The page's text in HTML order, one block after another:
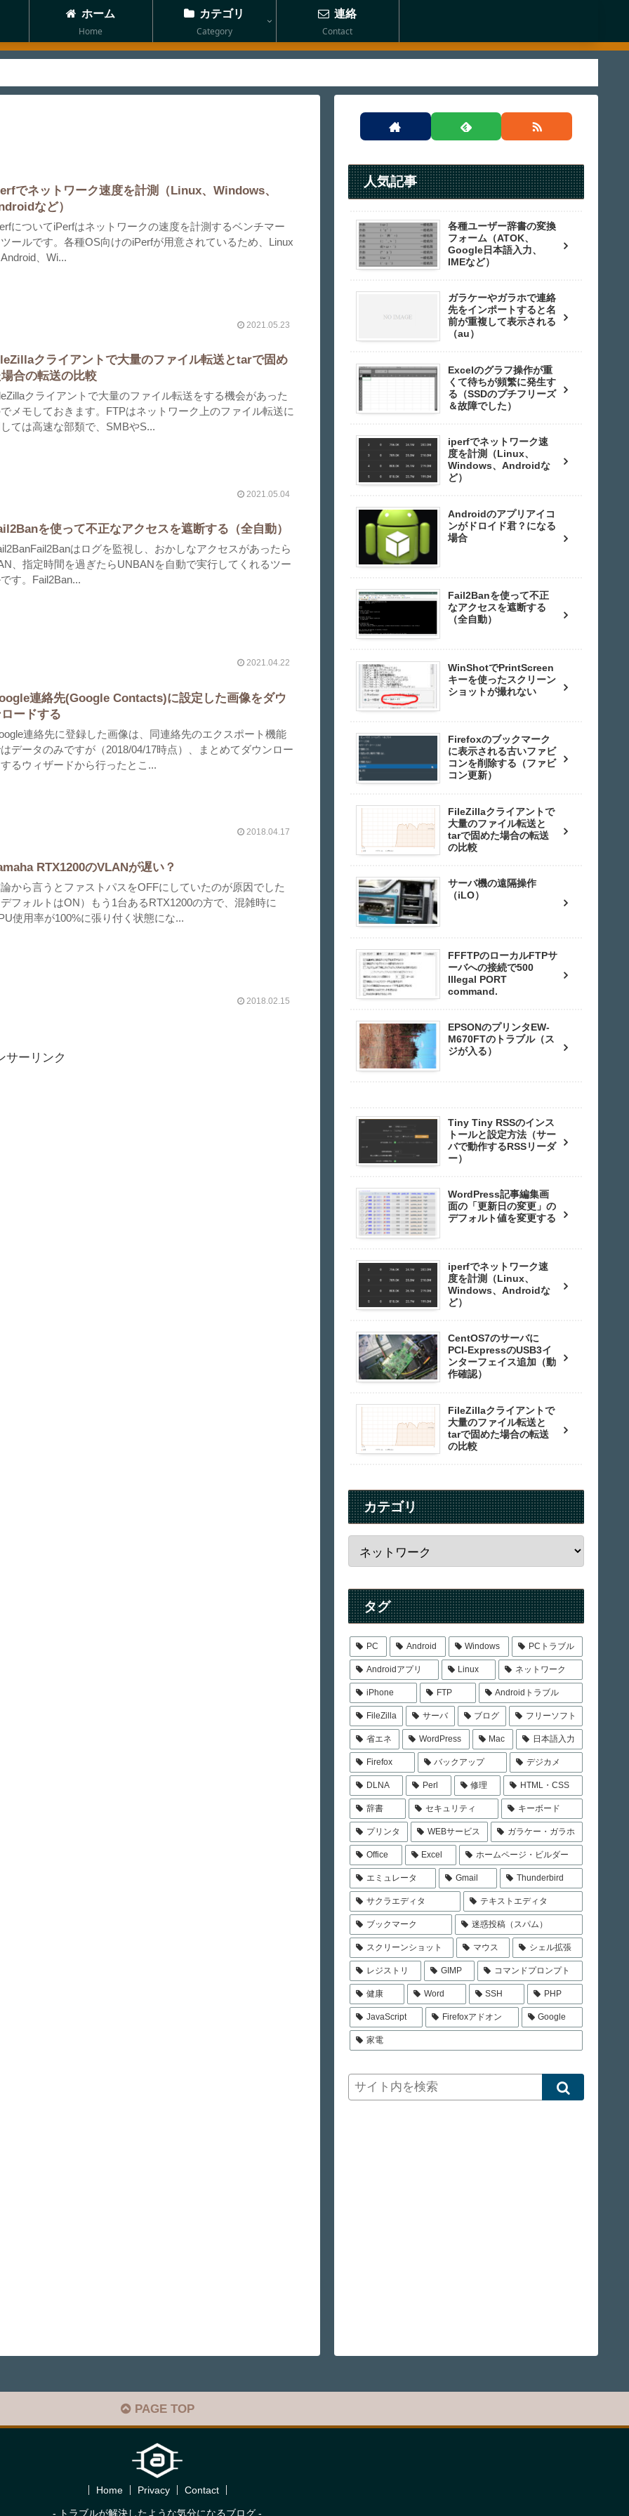
ホーム
Home
カテゴリ
Category
連絡
Contact
でネットワーク速度を計測（Linux、Windows、
など）
についてiPerfはネットワークの速度を計測するベンチマー
ールです。各種OS向けのiPerfが用意されているため、Linux
、Wi...
2021.05.23
クライアントで大量のファイル転送とtarで固め
合の転送の比較
クライアントで大量のファイル転送をする機会があった
メモしておきます。FTPはネットワーク上のファイル転送に
ては高速な部類で、SMBやS...
2021.05.04
を使って不正なアクセスを遮断する（全自動）
はログを監視し、おかしなアクセスがあったら
、指定時間を過ぎたらUNBANを自動で実行してくれるツー
す。Fail2Ban...
2021.04.22
連絡先(Google Contacts)に設定した画像をダウ
ードする
連絡先に登録した画像は、同連絡先のエクスポート機能
データのみですが（2018/04/17時点）、まとめてダウンロー
るウィザードから行ったとこ...
2018.04.17
RTX1200のVLANが遅い？
から言うとファストパスをOFFにしていたのが原因でした
フォルトはON）もう1台あるRTX1200の方で、混雑時に
使用率が100%に張り付く状態にな...
2018.02.15
サーリンク
人気記事
各種ユーザー辞書の変換
フォーム（ATOK、
Google日本語入力、
IMEなど）
ガラケーやガラホで連絡
先をインポートすると名
前が重複して表示される
（au）
Excelのグラフ操作が重
くて待ちが頻繁に発生す
る（SSDのプチフリーズ
＆故障でした）
iperfでネットワーク速
度を計測（Linux、
Windows、Androidな
ど）
Androidのアプリアイコ
ンがドロイド君？になる
場合
Fail2Banを使って不正
なアクセスを遮断する
（全自動）
WinShotでPrintScreen
キーを使ったスクリーン
ショットが撮れない
Firefoxのブックマーク
に表示される古いファビ
コンを削除する（ファビ
コン更新）
FileZillaクライアントで
大量のファイル転送と
tarで固めた場合の転送
の比較
サーバ機の遠隔操作
（iLO）
FFFTPのローカルFTPサ
ーバへの接続で500
Illegal PORT
command.
EPSONのプリンタEW-
M670FTのトラブル（ス
ジが入る）
Tiny Tiny RSSのインス
トールと設定方法（サー
バで動作するRSSリーダ
ー）
WordPress記事編集画
面の「更新日の変更」の
デフォルト値を変更する
iperfでネットワーク速
度を計測（Linux、
Windows、Androidな
ど）
CentOS7のサーバに
PCI-ExpressのUSB3イ
ンターフェイス追加（動
作確認）
FileZillaクライアントで
大量のファイル転送と
tarで固めた場合の転送
の比較
カテゴリ
タグ
PC Android Windows PCトラブル
Androidアプリ Linux ネットワーク
iPhone FTP Androidトラブル
FileZilla サーバ ブログ フリーソフト
省エネ WordPress Mac 日本語入力
Firefox バックアップ デジカメ
DLNA Perl 修理 HTML・CSS
辞書 セキュリティ キーボード
プリンタ WEBサービス ガラケー・ガラホ
Office Excel ホームページ・ビルダー
エミュレータ Gmail Thunderbird
サクラエディタ テキストエディタ
ブックマーク 迷惑投稿（スパム）
スクリーンショット マウス シェル拡張
レジストリ GIMP コマンドプロンプト
健康 Word SSH PHP
JavaScript Firefoxアドオン Google
家電
PAGE TOP
Home Privacy Contact
- トラブルが解決したような気分になるブログ -